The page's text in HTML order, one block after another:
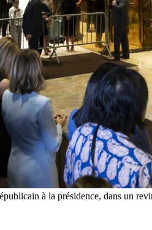
à la présidence, dans un